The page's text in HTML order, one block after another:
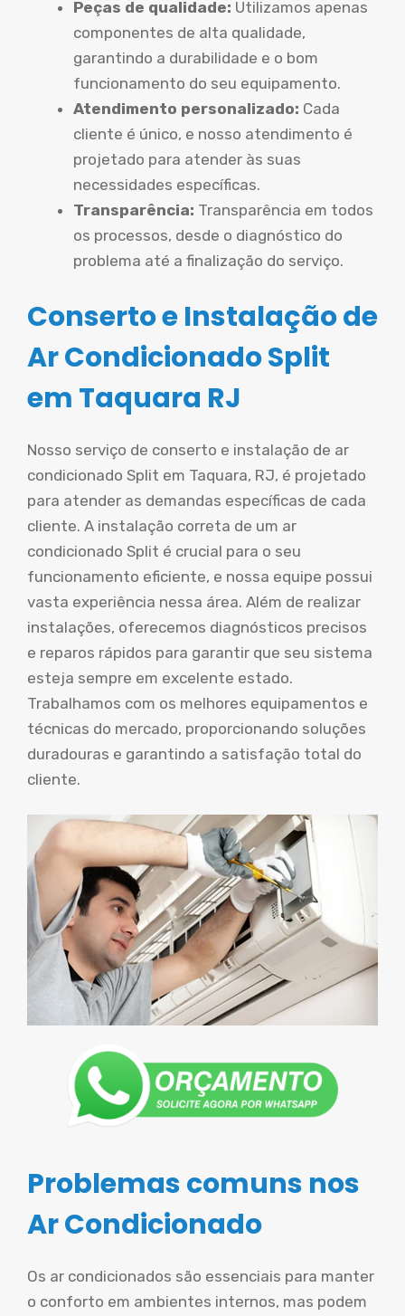
Peças de qualidade: Utilizamos apenas
componentes de alta qualidade,
garantindo a durabilidade e o bom
funcionamento do seu equipamento.
Atendimento personalizado: Cada
cliente é único, e nosso atendimento é
projetado para atender às suas
necessidades específicas.
Transparência: Transparência em todos
os processos, desde o diagnóstico do
problema até a finalização do serviço.
Conserto e Instalação de
Ar Condicionado Split
em Taquara RJ
Nosso serviço de conserto e instalação de ar
condicionado Split em Taquara, RJ, é projetado
para atender as demandas específicas de cada
cliente. A instalação correta de um ar
condicionado Split é crucial para o seu
funcionamento eficiente, e nossa equipe possui
vasta experiência nessa área. Além de realizar
instalações, oferecemos diagnósticos precisos
e reparos rápidos para garantir que seu sistema
esteja sempre em excelente estado.
Trabalhamos com os melhores equipamentos e
técnicas do mercado, proporcionando soluções
duradouras e garantindo a satisfação total do
cliente.
Problemas comuns nos
Ar Condicionado
Os ar condicionados são essenciais para manter
o conforto em ambientes internos, mas podem